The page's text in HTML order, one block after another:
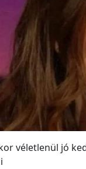
véletlenül jó